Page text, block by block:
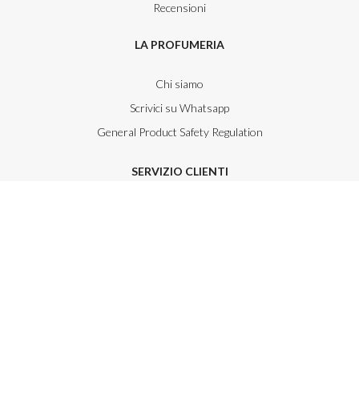
Recensioni
LA PROFUMERIA
Chi siamo
Scrivici su Whatsapp
General Product Safety Regulation
SERVIZIO CLIENTI